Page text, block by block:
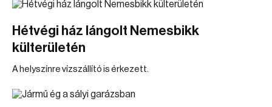
Hétvégi ház lángolt Nemesbikk
külterületén
A helyszínre vízszállító is érkezett.